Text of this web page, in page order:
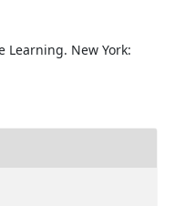
Learning. New York: